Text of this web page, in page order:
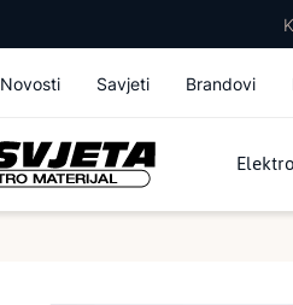
Novosti Savjeti Brandovi